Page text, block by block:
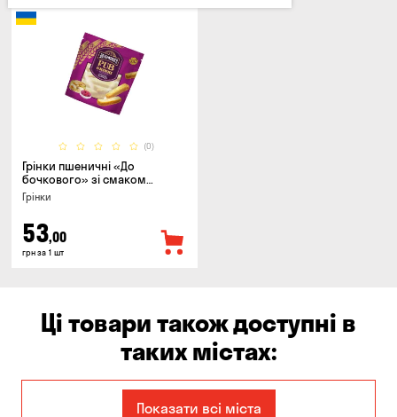
(0)
Грінки пшеничні «До
бочкового» зі смаком
холодець з хроном, 130г
Грінки
53,00
грн за 1 шт
Ці товари також доступні в
таких містах:
ЄлизаветівкаПоказати всі міста